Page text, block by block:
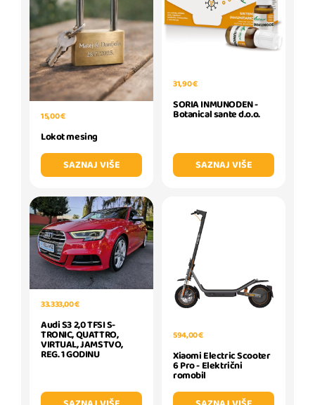
15,00 €
Lokot mesing
SAZNAJ VIŠE
31,90 €
SORIA INMUNODEN -
Botanical sante d.o.o.
SAZNAJ VIŠE
33.333,00 €
Audi S3 2,0 TFSI S-
TRONIC, QUATTRO,
VIRTUAL, JAMSTVO,
REG. 1 GODINU
594,00 €
Xiaomi Electric Scooter
6 Pro - Električni
romobil